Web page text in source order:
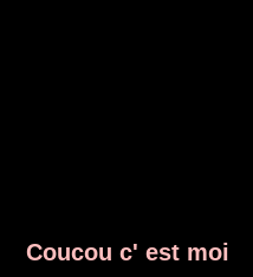
Coucou c' est moi